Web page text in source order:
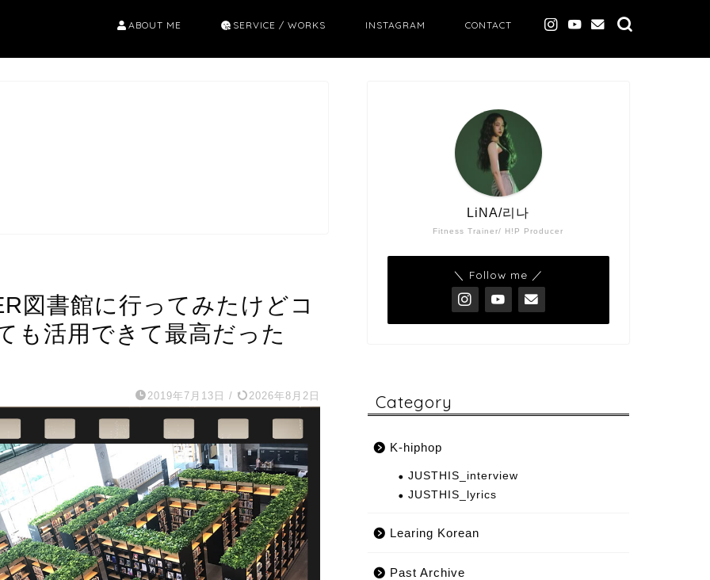
ABOUT ME SERVICE / WORKS INSTAGRAM CONTACT
図書館に行ってみたけどコ
も活用できて最高だった
2019年7月13日 / 2026年8月2日
Fitness Trainer/ H!P Producer
LiNA/리나
＼ Follow me ／
Category
K-hiphop
JUSTHIS_interview
JUSTHIS_lyrics
Learing Korean
Past Archive